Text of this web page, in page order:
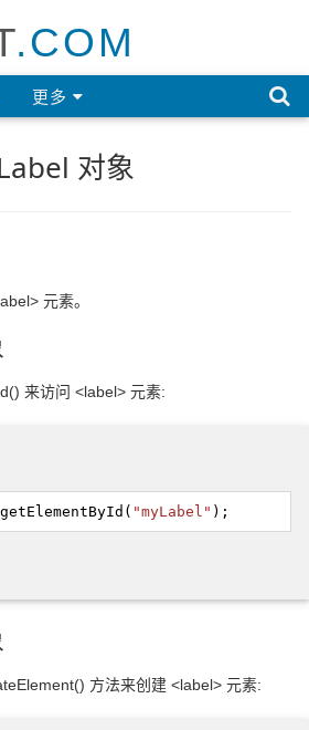
.COM
更多 
对象
元素。
来访问 <label> 元素:
getElementById ( "myLabel" );
方法来创建 <label> 元素: